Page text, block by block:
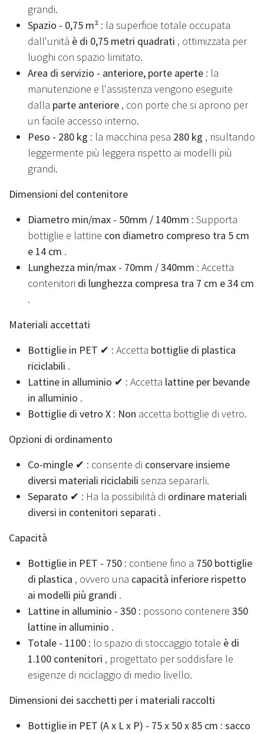
grandi.
Spazio - 0,75 m² : la superficie totale occupata
dall'unità è di 0,75 metri quadrati , ottimizzata per
luoghi con spazio limitato.
Area di servizio - anteriore, porte aperte : la
manutenzione e l'assistenza vengono eseguite
dalla parte anteriore , con porte che si aprono per
un facile accesso interno.
Peso - 280 kg : la macchina pesa 280 kg , risultando
leggermente più leggera rispetto ai modelli più
grandi.
Dimensioni del contenitore
Diametro min/max - 50mm / 140mm : Supporta
bottiglie e lattine con diametro compreso tra 5 cm
e 14 cm .
Lunghezza min/max - 70mm / 340mm : Accetta
contenitori di lunghezza compresa tra 7 cm e 34 cm
.
Materiali accettati
Bottiglie in PET ✔ : Accetta bottiglie di plastica
riciclabili .
Lattine in alluminio ✔ : Accetta lattine per bevande
in alluminio .
Bottiglie di vetro X : Non accetta bottiglie di vetro.
Opzioni di ordinamento
Co-mingle ✔ : consente di conservare insieme
diversi materiali riciclabili senza separarli.
Separato ✔ : Ha la possibilità di ordinare materiali
diversi in contenitori separati .
Capacità
Bottiglie in PET - 750 : contiene fino a 750 bottiglie
di plastica , ovvero una capacità inferiore rispetto
ai modelli più grandi .
Lattine in alluminio - 350 : possono contenere 350
lattine in alluminio .
Totale - 1100 : lo spazio di stoccaggio totale è di
1.100 contenitori , progettato per soddisfare le
esigenze di riciclaggio di medio livello.
Dimensioni dei sacchetti per i materiali raccolti
Bottiglie in PET (A x L x P) - 75 x 50 x 85 cm : sacco